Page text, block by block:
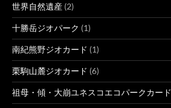
世界自然遺産 (2)
十勝岳ジオパーク (1)
南紀熊野ジオカード (1)
栗駒山麓ジオカード (6)
祖母・傾・大崩ユネスコエコパークカード